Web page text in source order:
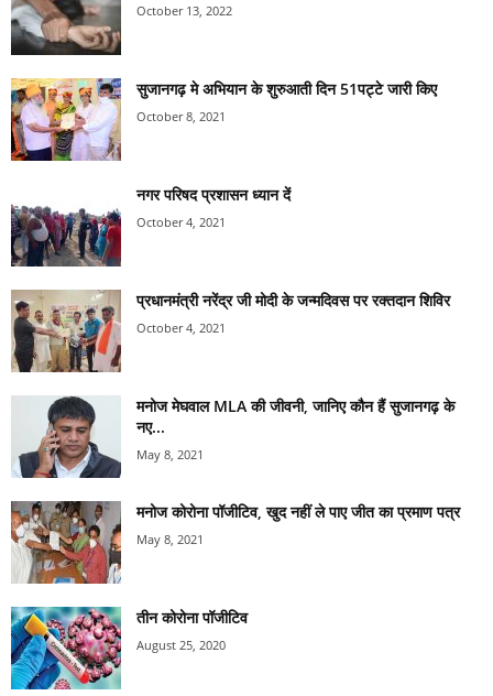
October 13, 2022
सुजानगढ़ मे अभियान के शुरुआती दिन 51पट्टे जारी किए
October 8, 2021
नगर परिषद प्रशासन ध्यान दें
October 4, 2021
प्रधानमंत्री नरेंद्र जी मोदी के जन्मदिवस पर रक्तदान शिविर
October 4, 2021
मनोज मेघवाल MLA की जीवनी, जानिए कौन हैं सुजानगढ़ के
नए...
May 8, 2021
मनोज कोरोना पॉजीटिव, खुद नहीं ले पाए जीत का प्रमाण पत्र
May 8, 2021
तीन कोरोना पॉजीटिव
August 25, 2020